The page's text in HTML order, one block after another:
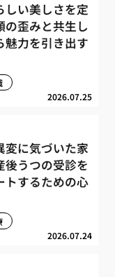
しい美しさを定
の歪みと共生し
魅力を引き出す
2026.07.25
変に気づいた家
後うつの受診を
トするための心
2026.07.24